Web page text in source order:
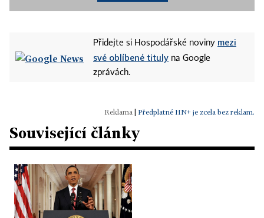
Přidejte si Hospodářské noviny mezi
své oblíbené tituly na Google
zprávách.
Předplatné HN+ je zcela bez reklam.
Související články